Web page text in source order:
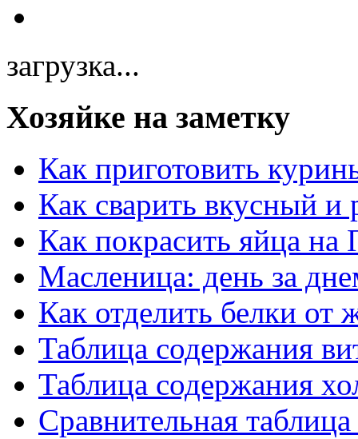
загрузка...
Хозяйке на заметку
Как приготовить
Как сварить вкусный и
Как покрасить яйца на
Масленица: день за
Как отделить белки от
Таблица содержания
Таблица содержания
Сравнительная